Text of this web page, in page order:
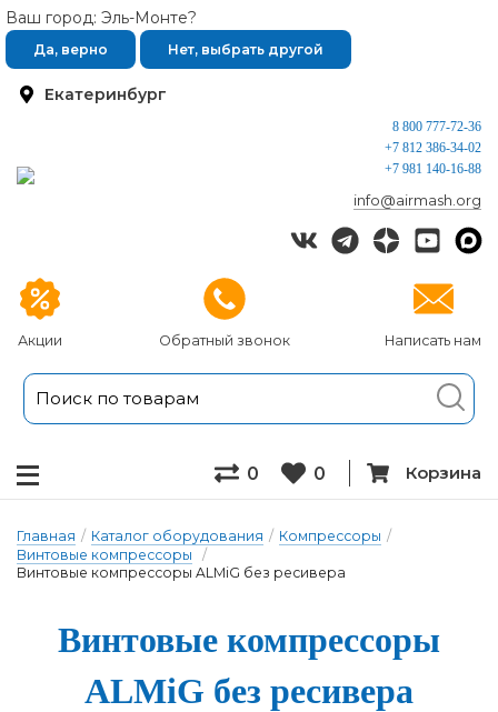
Екатеринбург
Ваш город: Эль-Монте?
Да, верно Нет, выбрать другой
Акции Обратный звонок Написать нам
8 800 777-72-36
+7 812 386-34-02
+7 981 140-16-88
info@airmash.org
0 0 Корзина
Главная / Каталог оборудования / Компрессоры /
Винтовые компрессоры
/
Винтовые компрессоры ALMiG без ресивера
Винтовые ком­прес­со­ры
ALMiG без ре­си­ве­ра